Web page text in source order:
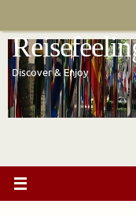
springen
Discover & Enjoy